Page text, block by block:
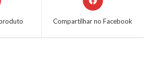
Compartilhar no Facebook